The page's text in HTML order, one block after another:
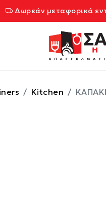
Δωρεάν μεταφορικά
Kitchen